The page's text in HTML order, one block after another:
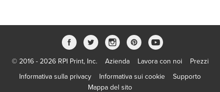
© 2016 - 2026 RPI Print, Inc. Azienda Lavora con noi
Prezzi
Informativa sulla privacy
Informativa sui cookie
Supporto
Mappa del sito